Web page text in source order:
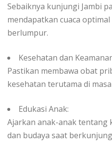
Sebaiknya kunjungi Jambi
mendapatkan cuaca
berlumpur.
Kesehatan dan
Pastikan membawa obat
kesehatan terutama di
Edukasi Anak:
Ajarkan anak-anak tentang
dan budaya saat